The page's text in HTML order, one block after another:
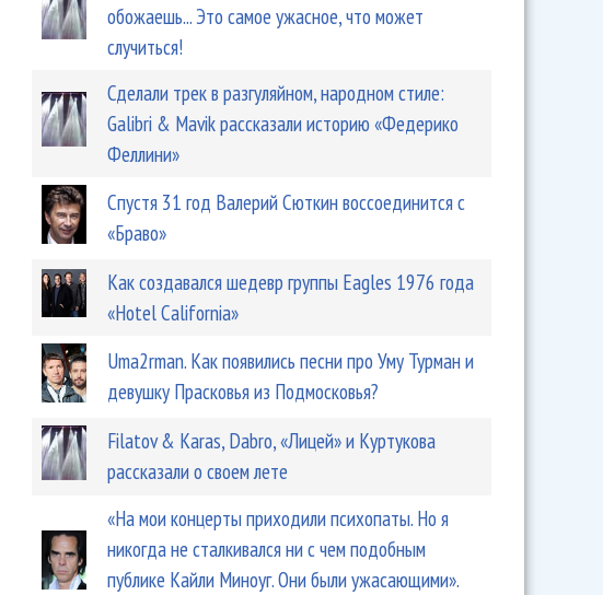
обожаешь... Это самое ужасное, что может
случиться!
Сделали трек в разгуляйном, народном стиле:
Galibri & Mavik рассказали историю «Федерико
Феллини»
Спустя 31 год Валерий Сюткин воссоединится с
«Браво»
Как создавался шедевр группы Eagles 1976 года
«Hotel California»
Uma2rman. Как появились песни про Уму Турман и
девушку Прасковья из Подмосковья?
Filatov & Karas, Dabro, «Лицей» и Куртукова
рассказали о своем лете
«На мои концерты приходили психопаты. Но я
никогда не сталкивался ни с чем подобным
публике Кайли Миноуг. Они были ужасающими».